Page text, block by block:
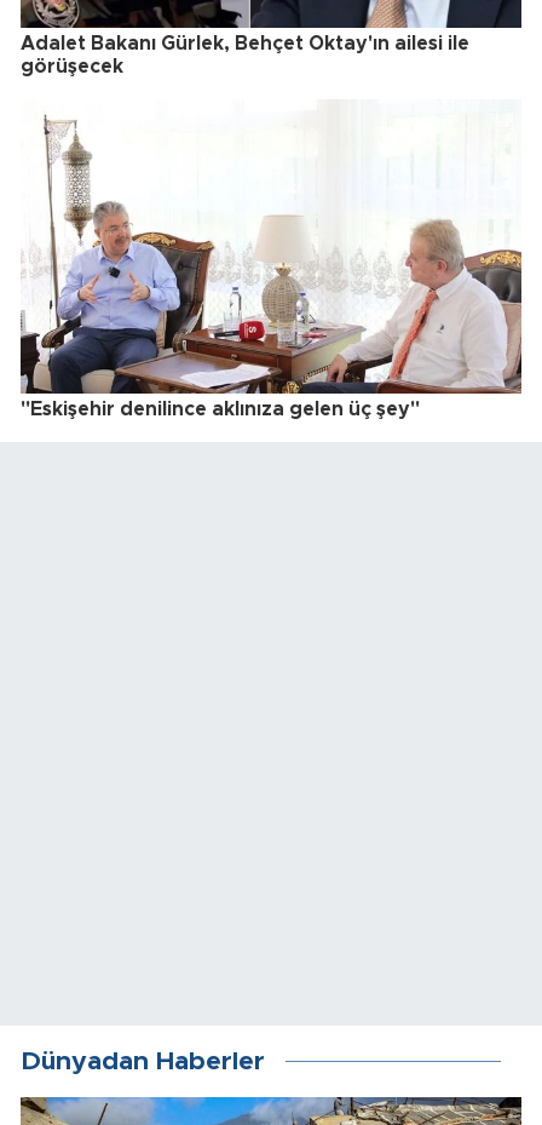
Adalet Bakanı Gürlek, Behçet Oktay'ın ailesi ile
görüşecek
"Eskişehir denilince aklınıza gelen üç şey"
Dünyadan Haberler